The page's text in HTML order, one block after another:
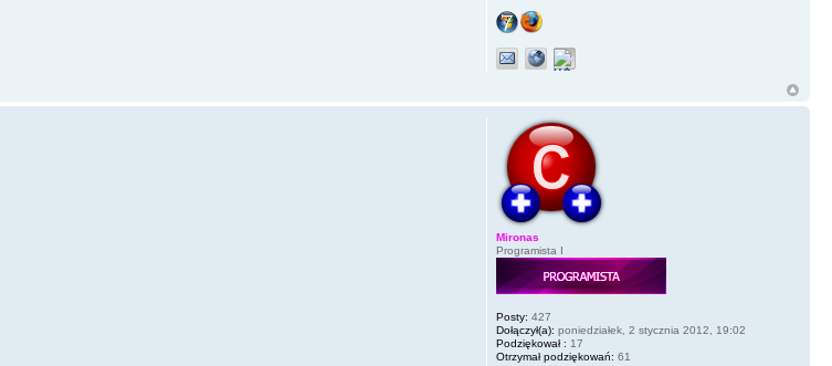
Mironas
Programista I
Posty: 427
Dołączył(a): poniedziałek, 2 stycznia 2012, 19:02
Podziękował : 17
Otrzymał podziękowań: 61